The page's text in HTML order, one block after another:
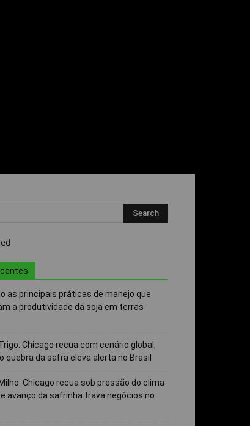
as principais práticas de manejo que
a produtividade da soja em terras
Chicago recua com cenário global,
quebra da safra eleva alerta no Brasil
Chicago recua sob pressão do clima
e avanço da safrinha trava negócios no